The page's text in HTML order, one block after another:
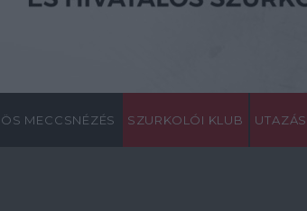
MECCSNÉZÉS SZURKOLÓI KLUB UTAZÁS